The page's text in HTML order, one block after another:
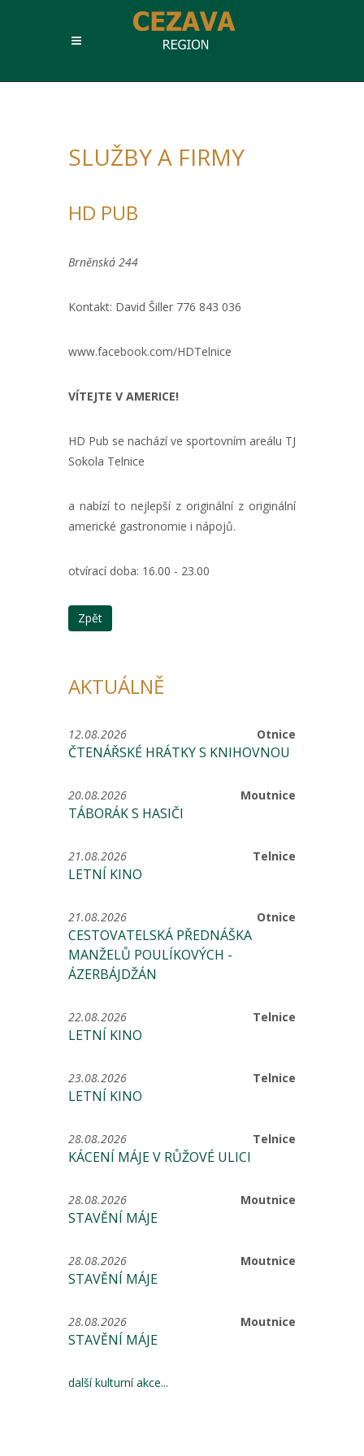
SLUŽBY A FIRMY
HD PUB
Brněnská 244
Kontakt: David Šiller 776 843 036
www.facebook.com/HDTelnice
VÍTEJTE V AMERICE!
HD Pub se nachází ve sportovním areálu TJ
Sokola Telnice
a nabízí to nejlepší z originální z originální
americké gastronomie i nápojů.
otvírací doba: 16.00 - 23.00
Zpět
AKTUÁLNĚ
Otnice
12.08.2026
ČTENÁŘSKÉ HRÁTKY S KNIHOVNOU
Moutnice
20.08.2026
TÁBORÁK S HASIČI
Telnice
21.08.2026
LETNÍ KINO
Otnice
21.08.2026
CESTOVATELSKÁ PŘEDNÁŠKA
MANŽELŮ POULÍKOVÝCH -
ÁZERBÁJDŽÁN
Telnice
22.08.2026
LETNÍ KINO
Telnice
23.08.2026
LETNÍ KINO
Telnice
28.08.2026
KÁCENÍ MÁJE V RŮŽOVÉ ULICI
Moutnice
28.08.2026
STAVĚNÍ MÁJE
Moutnice
28.08.2026
STAVĚNÍ MÁJE
Moutnice
28.08.2026
STAVĚNÍ MÁJE
další kulturní akce...